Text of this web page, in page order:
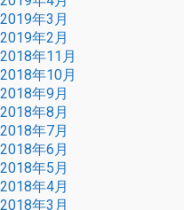
2019年3月
2019年2月
2018年11月
2018年10月
2018年9月
2018年8月
2018年7月
2018年6月
2018年5月
2018年4月
2018年3月